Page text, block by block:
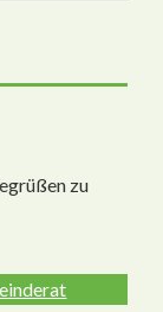
zu